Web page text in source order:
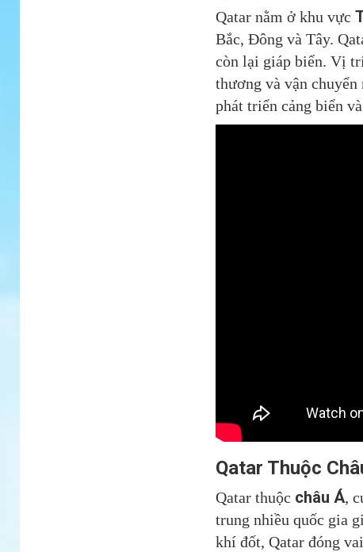
Qatar nằm ở khu vực
Bắc, Đông và Tây.
còn lại giáp biển. Vị
thương và vận chuyển
phát triển cảng biển
Qatar Thuộc
Qatar thuộc châu Á,
trung nhiều quốc gia
khí đốt, Qatar đóng